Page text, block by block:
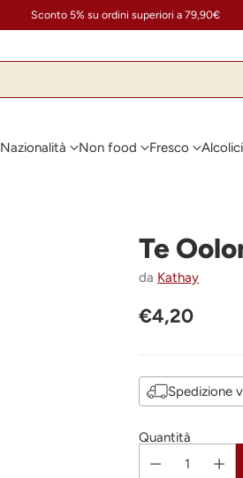
Sconto 5% su ordini superiori a 79,90€
Nazionalità Non food Fresco Alcolici
Te
da Kathay
Prezzo
di
listino
€4,20
Spedizione
Quantità